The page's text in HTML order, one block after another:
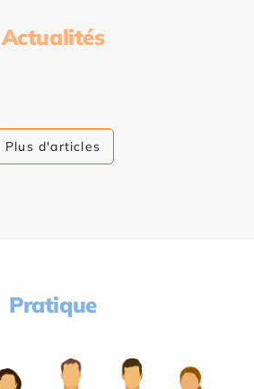
Actualités
Plus d'articles
Pratique